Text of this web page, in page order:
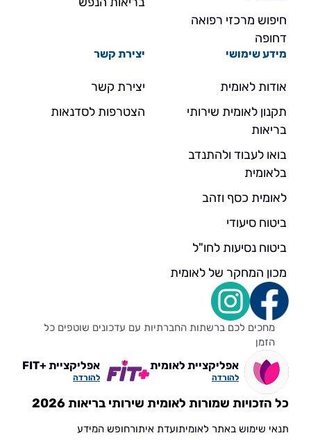
חיפוש מרכזי רפואה
דחופה
מידע שימושי
אודות לאומית
תקנון לאומית שירותי
בריאות
בואו לעבוד ולהתנדב
בלאומית
לאומית כסף וזהב
ביטוח סיעודי
ביטוח נסיעות לחו"ל
מכון המחקר של לאומית
יצירת קשר
יצירת קשר
הצטרפות לסדנאות
מחכים לכם ברשתות החברתיות עם עדכונים שוטפים כל
הזמן
אפליקציית לאומית
להורדה
אפליקציית +FIT
להורדה
כל הזכויות שמורות לאומית שירותי בריאות 2026
תנאי שימוש באתר לאומיתועדת איתורחופש המידע